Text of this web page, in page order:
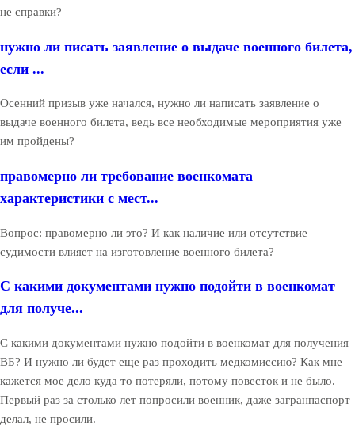
не справки?
нужно ли писать заявление о выдаче военного билета,
если ...
Осенний призыв уже начался, нужно ли написать заявление о
выдаче военного билета, ведь все необходимые мероприятия уже
им пройдены?
правомерно ли требование военкомата
характеристики с мест...
Вопрос: правомерно ли это? И как наличие или отсутствие
судимости влияет на изготовление военного билета?
С какими документами нужно подойти в военкомат
для получе...
С какими документами нужно подойти в военкомат для получения
ВБ? И нужно ли будет еще раз проходить медкомиссию? Как мне
кажется мое дело куда то потеряли, потому повесток и не было.
Первый раз за столько лет попросили военник, даже загранпаспорт
делал, не просили.